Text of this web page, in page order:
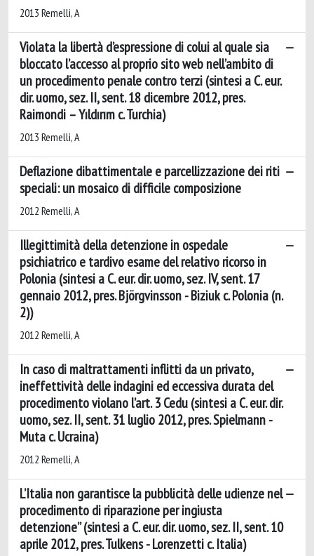
2013 Remelli, A
Violata la libertà d’espressione di colui al quale sia
bloccato l’accesso al proprio sito web nell’ambito di
un procedimento penale contro terzi (sintesi a C. eur.
dir. uomo, sez. II, sent. 18 dicembre 2012, pres.
Raimondi – Yıldırım c. Turchia)
2013 Remelli, A
Deflazione dibattimentale e parcellizzazione dei riti
speciali: un mosaico di difficile composizione
2012 Remelli, A
Illegittimità della detenzione in ospedale
psichiatrico e tardivo esame del relativo ricorso in
Polonia (sintesi a C. eur. dir. uomo, sez. IV, sent. 17
gennaio 2012, pres. Björgvinsson - Biziuk c. Polonia (n.
2))
2012 Remelli, A
In caso di maltrattamenti inflitti da un privato,
ineffettività delle indagini ed eccessiva durata del
procedimento violano l’art. 3 Cedu (sintesi a C. eur. dir.
uomo, sez. II, sent. 31 luglio 2012, pres. Spielmann -
Muta c. Ucraina)
2012 Remelli, A
L’Italia non garantisce la pubblicità delle udienze nel
procedimento di riparazione per ingiusta
detenzione” (sintesi a C. eur. dir. uomo, sez. II, sent. 10
aprile 2012, pres. Tulkens - Lorenzetti c. Italia)